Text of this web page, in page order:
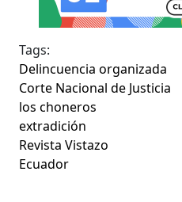
Tags:
Delincuencia organizada
Corte Nacional de Justicia
los choneros
extradición
Revista Vistazo
Ecuador